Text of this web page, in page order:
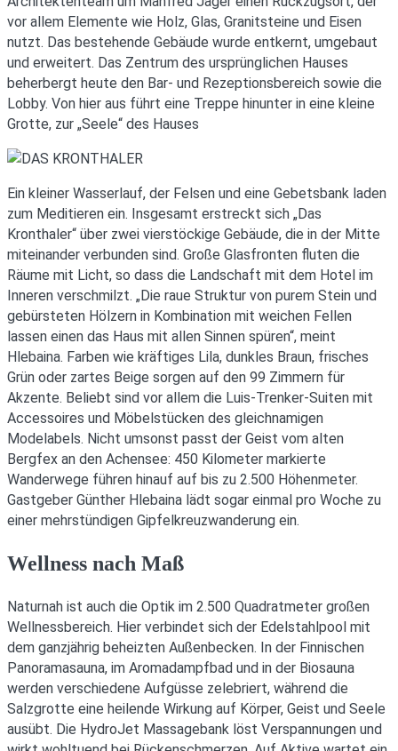
vor allem Elemente wie Holz, Glas, Granitsteine und Eisen
nutzt. Das bestehende Gebäude wurde entkernt, umgebaut
und erweitert. Das Zentrum des ursprünglichen Hauses
beherbergt heute den Bar- und Rezeptionsbereich sowie die
Lobby. Von hier aus führt eine Treppe hinunter in eine kleine
Grotte, zur „Seele“ des Hauses
Ein kleiner Wasserlauf, der Felsen und eine Gebetsbank laden
zum Meditieren ein. Insgesamt erstreckt sich „Das
Kronthaler“ über zwei vierstöckige Gebäude, die in der Mitte
miteinander verbunden sind. Große Glasfronten fluten die
Räume mit Licht, so dass die Landschaft mit dem Hotel im
Inneren verschmilzt. „Die raue Struktur von purem Stein und
gebürsteten Hölzern in Kombination mit weichen Fellen
lassen einen das Haus mit allen Sinnen spüren“, meint
Hlebaina. Farben wie kräftiges Lila, dunkles Braun, frisches
Grün oder zartes Beige sorgen auf den 99 Zimmern für
Akzente. Beliebt sind vor allem die Luis-Trenker-Suiten mit
Accessoires und Möbelstücken des gleichnamigen
Modelabels. Nicht umsonst passt der Geist vom alten
Bergfex an den Achensee: 450 Kilometer markierte
Wanderwege führen hinauf auf bis zu 2.500 Höhenmeter.
Gastgeber Günther Hlebaina lädt sogar einmal pro Woche zu
einer mehrstündigen Gipfelkreuzwanderung ein.
Wellness nach Maß
Naturnah ist auch die Optik im 2.500 Quadratmeter großen
Wellnessbereich. Hier verbindet sich der Edelstahlpool mit
dem ganzjährig beheizten Außenbecken. In der Finnischen
Panoramasauna, im Aromadampfbad und in der Biosauna
werden verschiedene Aufgüsse zelebriert, während die
Salzgrotte eine heilende Wirkung auf Körper, Geist und Seele
ausübt. Die HydroJet Massagebank löst Verspannungen und